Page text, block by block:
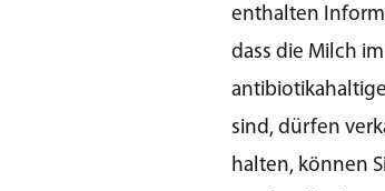
enthalten
dass die Milch
sind, dürfen
halten, können